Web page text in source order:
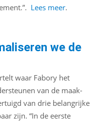
Lees meer.
we de
waar Fabory het
van de maak-
van drie belangrijke
zijn. “In de eerste